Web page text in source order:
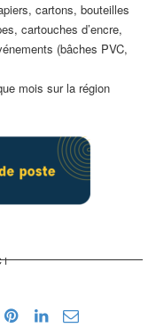
cartons, bouteilles
cartouches d’encre,
(bâches PVC,
mois sur la région